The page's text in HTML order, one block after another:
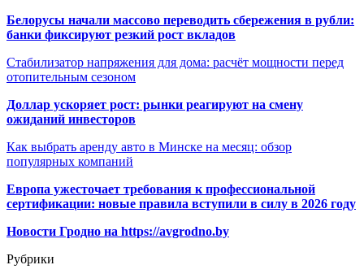
Белорусы начали массово переводить сбережения в рубли:
банки фиксируют резкий рост вкладов
Стабилизатор напряжения для дома: расчёт мощности перед
отопительным сезоном
Доллар ускоряет рост: рынки реагируют на смену
ожиданий инвесторов
Как выбрать аренду авто в Минске на месяц: обзор
популярных компаний
Европа ужесточает требования к профессиональной
сертификации: новые правила вступили в силу в 2026 году
Новости Гродно на https://avgrodno.by
Рубрики